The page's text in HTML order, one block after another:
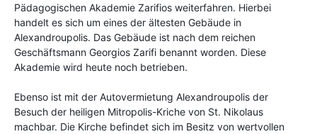
Pädagogischen Akademie Zarifios weiterfahren. Hierbei
handelt es sich um eines der ältesten Gebäude in
Alexandroupolis. Das Gebäude ist nach dem reichen
Geschäftsmann Georgios Zarifi benannt worden. Diese
Akademie wird heute noch betrieben.
Ebenso ist mit der Autovermietung Alexandroupolis der
Besuch der heiligen Mitropolis-Kriche von St. Nikolaus
machbar. Die Kirche befindet sich im Besitz von wertvollen